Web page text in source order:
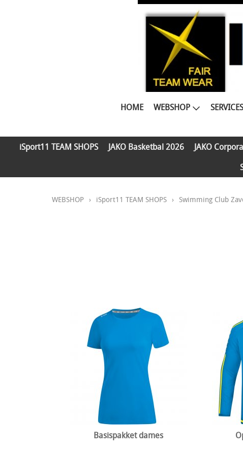
HOME WEBSHOP SERVICES
iSport11 TEAM SHOPS
JAKO Basketbal 2026 JAKO
WEBSHOP › iSport11 TEAM SHOPS › Swimming Club
Basispakket dames